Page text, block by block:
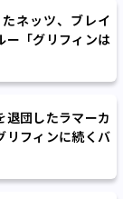
ネッツ、ブレイ
ー「グリフィンは
）」
退団したラマーカ
リフィンに続くバ